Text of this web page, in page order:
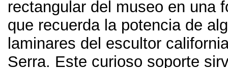
rectangular del museo en una
que recuerda la potencia de
laminares del escultor
Serra. Este curioso soporte